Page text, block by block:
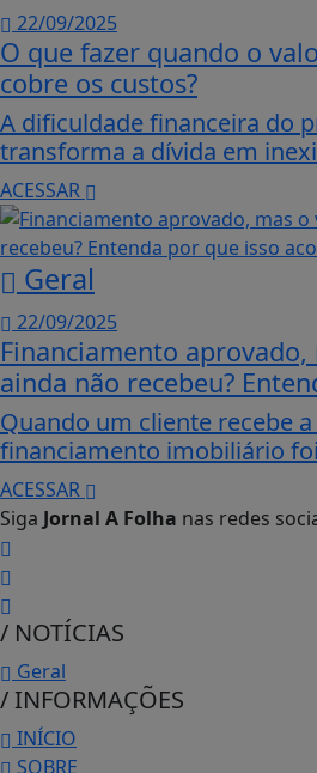
22/09/2025
O que fazer quando o
cobre os custos?
A dificuldade financeira do
transforma a dívida em
ACESSAR
Geral
22/09/2025
Financiamento
ainda não recebeu?
Quando um cliente recebe
financiamento imobiliário
ACESSAR
Siga Jornal A Folha nas redes
/ NOTÍCIAS
Geral
/ INFORMAÇÕES
INÍCIO
SOBRE